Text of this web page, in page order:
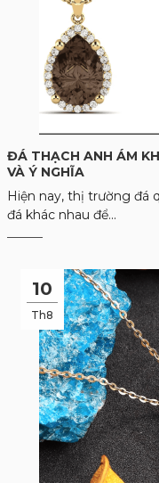
ĐÁ THẠCH ANH ÁM
VÀ Ý NGHĨA
Hiện nay, thị trường đá
đá khác nhau để...
10
Th8